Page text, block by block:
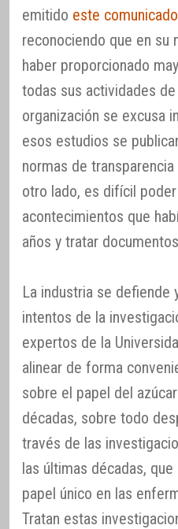
emitido este comunicado
reconociendo que en su
haber proporcionado
todas sus actividades
organización se excusa
esos estudios se
normas de
otro lado, es difícil
acontecimientos que
años y tratar
La industria se defiende
intentos de la
expertos de la
alinear de forma
sobre el papel del
décadas, sobre todo
través de las
las últimas décadas,
papel único en las
Tratan estas